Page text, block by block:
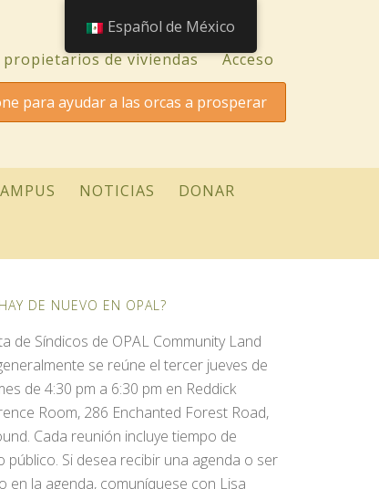
propietarios de viviendas Acceso
para ayudar a las orcas a prosperar
NOTICIAS DONAR
DE NUEVO EN OPAL?
de Síndicos de OPAL Community Land
se reúne el tercer jueves de
de 4:30 pm a 6:30 pm en Reddick
Room, 286 Enchanted Forest Road,
Cada reunión incluye tiempo de
público. Si desea recibir una agenda o ser
en la agenda, comuníquese con Lisa
Español de México